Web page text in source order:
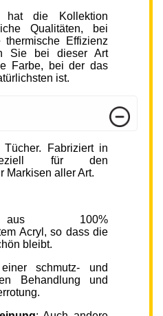
hat die Kollektion
Qualitäten, bei
Effizienz
Sie bei dieser Art
Farbe, bei der das
ist.
Tücher. Fabriziert in
für den
Markisen aller Art.
aus 100%
Acryl, so dass die
bleibt.
schmutz- und
Behandlung und